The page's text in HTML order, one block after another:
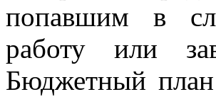
попавшим в
работу или
Бюджетный